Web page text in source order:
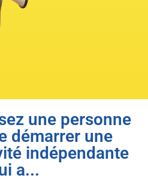
une personne
démarrer une
indépendante
a...